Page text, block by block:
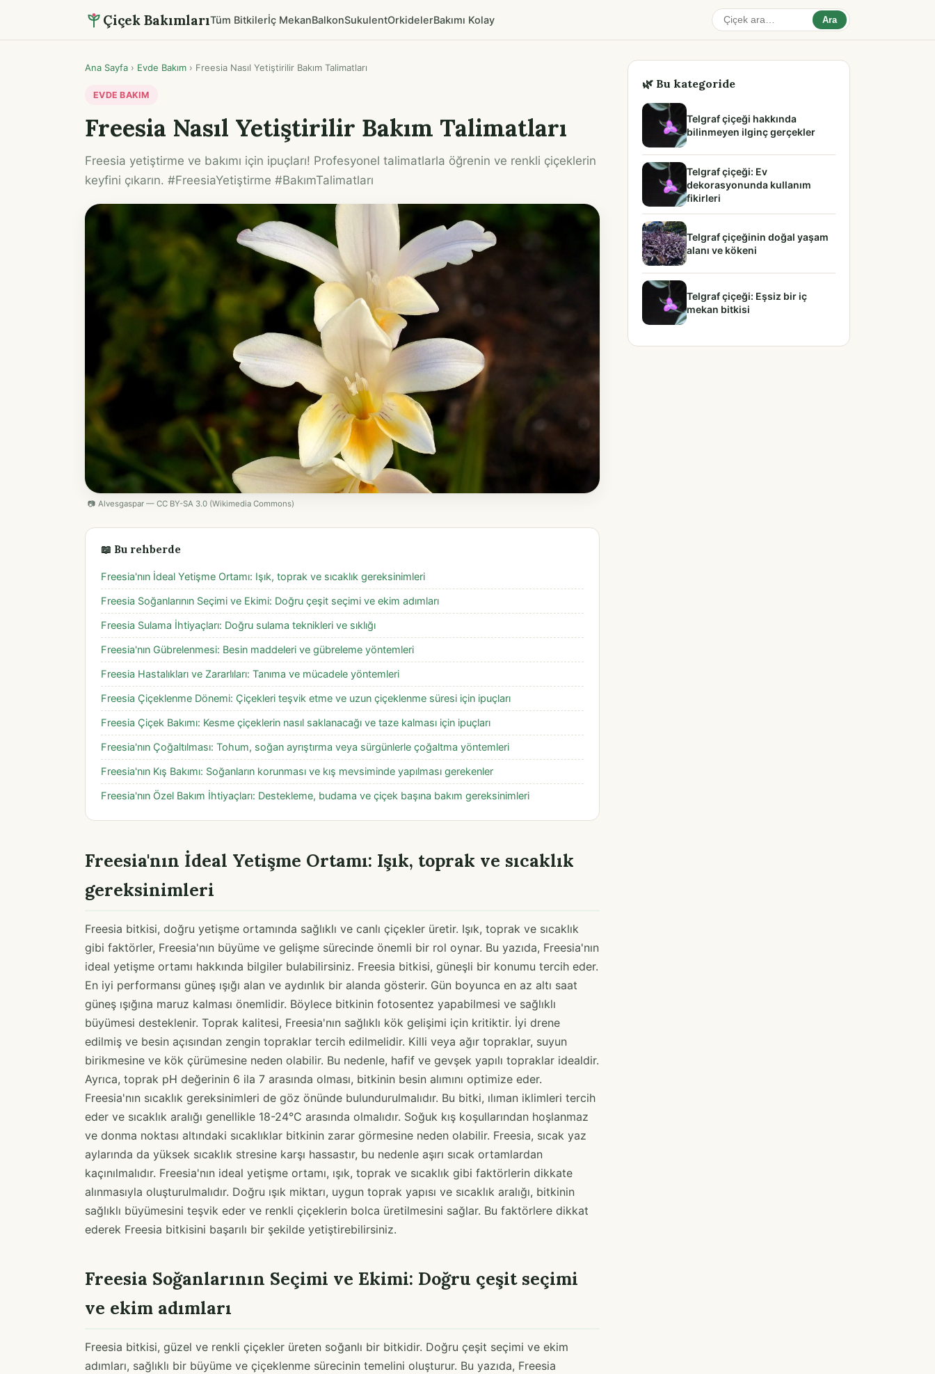
Çiçek BakımlarıTüm Bitkilerİç MekanBalkonSukulentOrkidelerBakımı Kolay Ara
Ana Sayfa › Evde Bakım › Freesia Nasıl Yetiştirilir Bakım Talimatları
EVDE BAKIM
Freesia Nasıl Yetiştirilir Bakım Talimatları
Freesia yetiştirme ve bakımı için ipuçları! Profesyonel talimatlarla öğrenin ve renkli çiçeklerin
keyfini çıkarın. #FreesiaYetiştirme #BakımTalimatları
📷 Alvesgaspar — CC BY-SA 3.0 (Wikimedia Commons)
📖 Bu rehberde
Freesia'nın İdeal Yetişme Ortamı: Işık, toprak ve sıcaklık gereksinimleri
Freesia Soğanlarının Seçimi ve Ekimi: Doğru çeşit seçimi ve ekim adımları
Freesia Sulama İhtiyaçları: Doğru sulama teknikleri ve sıklığı
Freesia'nın Gübrelenmesi: Besin maddeleri ve gübreleme yöntemleri
Freesia Hastalıkları ve Zararlıları: Tanıma ve mücadele yöntemleri
Freesia Çiçeklenme Dönemi: Çiçekleri teşvik etme ve uzun çiçeklenme süresi için ipuçları
Freesia Çiçek Bakımı: Kesme çiçeklerin nasıl saklanacağı ve taze kalması için ipuçları
Freesia'nın Çoğaltılması: Tohum, soğan ayrıştırma veya sürgünlerle çoğaltma yöntemleri
Freesia'nın Kış Bakımı: Soğanların korunması ve kış mevsiminde yapılması gerekenler
Freesia'nın Özel Bakım İhtiyaçları: Destekleme, budama ve çiçek başına bakım gereksinimleri
Freesia'nın İdeal Yetişme Ortamı: Işık, toprak ve sıcaklık
gereksinimleri
Freesia bitkisi, doğru yetişme ortamında sağlıklı ve canlı çiçekler üretir. Işık, toprak ve sıcaklık
gibi faktörler, Freesia'nın büyüme ve gelişme sürecinde önemli bir rol oynar. Bu yazıda, Freesia'nın
ideal yetişme ortamı hakkında bilgiler bulabilirsiniz. Freesia bitkisi, güneşli bir konumu tercih eder.
En iyi performansı güneş ışığı alan ve aydınlık bir alanda gösterir. Gün boyunca en az altı saat
güneş ışığına maruz kalması önemlidir. Böylece bitkinin fotosentez yapabilmesi ve sağlıklı
büyümesi desteklenir. Toprak kalitesi, Freesia'nın sağlıklı kök gelişimi için kritiktir. İyi drene
edilmiş ve besin açısından zengin topraklar tercih edilmelidir. Killi veya ağır topraklar, suyun
birikmesine ve kök çürümesine neden olabilir. Bu nedenle, hafif ve gevşek yapılı topraklar idealdir.
Ayrıca, toprak pH değerinin 6 ila 7 arasında olması, bitkinin besin alımını optimize eder.
Freesia'nın sıcaklık gereksinimleri de göz önünde bulundurulmalıdır. Bu bitki, ılıman iklimleri tercih
eder ve sıcaklık aralığı genellikle 18-24°C arasında olmalıdır. Soğuk kış koşullarından hoşlanmaz
ve donma noktası altındaki sıcaklıklar bitkinin zarar görmesine neden olabilir. Freesia, sıcak yaz
aylarında da yüksek sıcaklık stresine karşı hassastır, bu nedenle aşırı sıcak ortamlardan
kaçınılmalıdır. Freesia'nın ideal yetişme ortamı, ışık, toprak ve sıcaklık gibi faktörlerin dikkate
alınmasıyla oluşturulmalıdır. Doğru ışık miktarı, uygun toprak yapısı ve sıcaklık aralığı, bitkinin
sağlıklı büyümesini teşvik eder ve renkli çiçeklerin bolca üretilmesini sağlar. Bu faktörlere dikkat
ederek Freesia bitkisini başarılı bir şekilde yetiştirebilirsiniz.
Freesia Soğanlarının Seçimi ve Ekimi: Doğru çeşit seçimi
ve ekim adımları
Freesia bitkisi, güzel ve renkli çiçekler üreten soğanlı bir bitkidir. Doğru çeşit seçimi ve ekim
adımları, sağlıklı bir büyüme ve çiçeklenme sürecinin temelini oluşturur. Bu yazıda, Freesia
🌿 Bu kategoride
Telgraf çiçeği hakkında
bilinmeyen ilginç gerçekler
Telgraf çiçeği: Ev
dekorasyonunda kullanım
fikirleri
Telgraf çiçeğinin doğal yaşam
alanı ve kökeni
Telgraf çiçeği: Eşsiz bir iç
mekan bitkisi